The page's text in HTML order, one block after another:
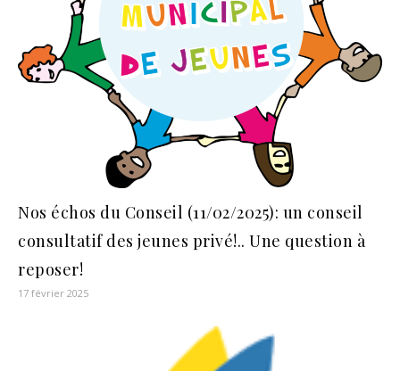
Nos échos du Conseil (11/02/2025): un conseil
consultatif des jeunes privé!.. Une question à
reposer!
17 février 2025